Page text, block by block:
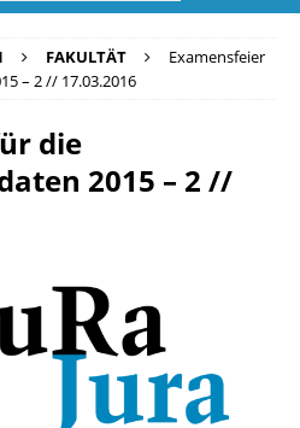
FAKULTÄT
Examensfeier
– 2 // 17.03.2016
die
2015 – 2 //